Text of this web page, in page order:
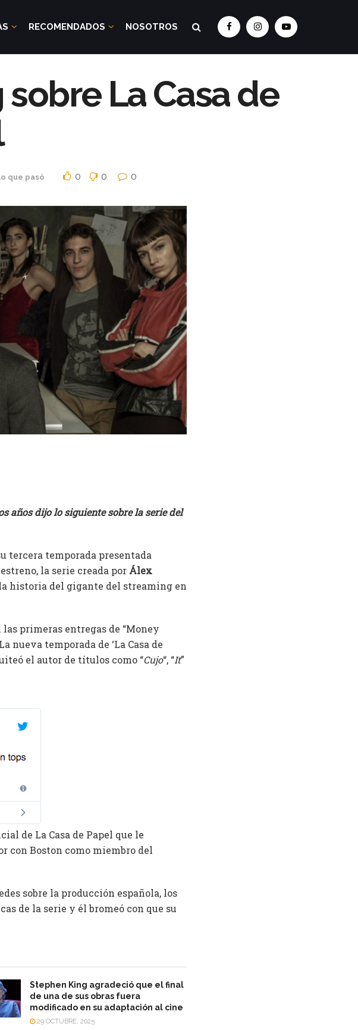
RECOMENDADOS NOSOTROS
La Casa de
lo que pasó 0 0 0
años dijo lo siguiente sobre la serie del
tercera temporada presentada
la serie creada por Álex
historia del gigante del streaming en
primeras entregas de “Money
nueva temporada de ‘La Casa de
el autor de títulos como “Cujo“, “It”
de La Casa de Papel que le
con Boston como miembro del
sobre la producción española, los
de la serie y él bromeó con que su
Stephen King agradeció que el final
de una de sus obras fuera
modificado en su adaptación al cine
29 OCTUBRE, 2025